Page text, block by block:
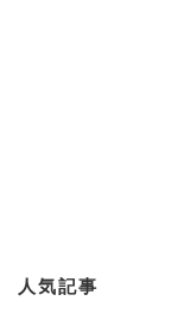
人気記事